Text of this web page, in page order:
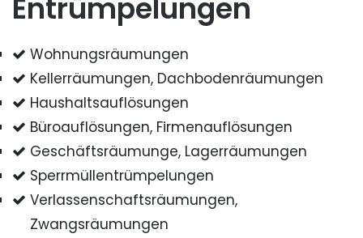
Entrümpelungen
Wohnungsräumungen
Kellerräumungen, Dachbodenräumungen
Haushaltsauflösungen
Büroauflösungen, Firmenauflösungen
Geschäftsräumunge, Lagerräumungen
Sperrmüllentrümpelungen
Verlassenschaftsräumungen,
Zwangsräumungen